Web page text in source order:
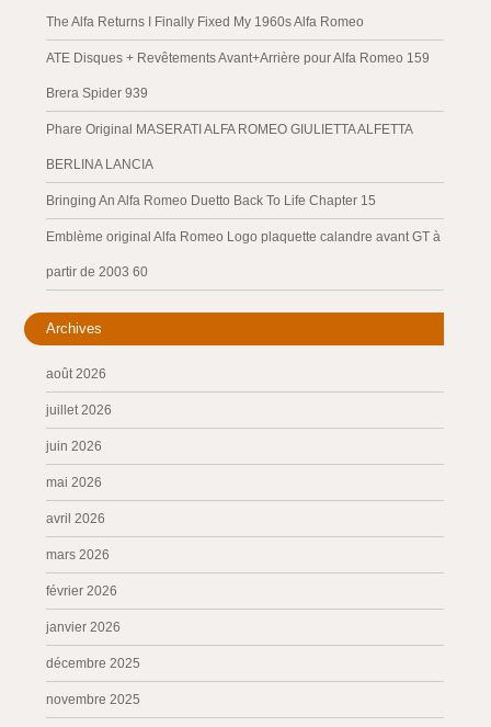
The Alfa Returns I Finally Fixed My 1960s Alfa Romeo
ATE Disques + Revêtements Avant+Arrière pour Alfa Romeo 159
Brera Spider 939
Phare Original MASERATI ALFA ROMEO GIULIETTA ALFETTA
BERLINA LANCIA
Bringing An Alfa Romeo Duetto Back To Life Chapter 15
Emblème original Alfa Romeo Logo plaquette calandre avant GT à
partir de 2003 60
Archives
août 2026
juillet 2026
juin 2026
mai 2026
avril 2026
mars 2026
février 2026
janvier 2026
décembre 2025
novembre 2025